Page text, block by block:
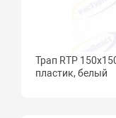
Трап RTP
пластик, белый